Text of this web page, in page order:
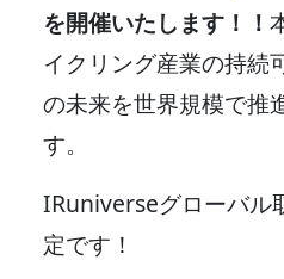
を開催いたします！！
イクリング産業の持続
の未来を世界規模で推
す。
IRuniverseグローバル
定です！